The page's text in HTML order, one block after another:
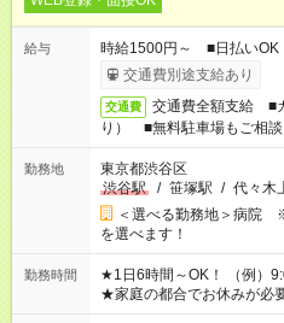
給与
時給1500円～ ■日払いOK
交通費別途支給あり
交通費
交通費全額支給 ■
り） ■無料駐車場もご相
勤務地
東京都渋谷区
渋谷駅
/ 笹塚駅 / 代々木
＜選べる勤務地＞病院
を選べます！
勤務時間
★1日6時間～OK！ （例）
★家庭の都合でお休みが必
※シフトはご希望に合わせて調整可能